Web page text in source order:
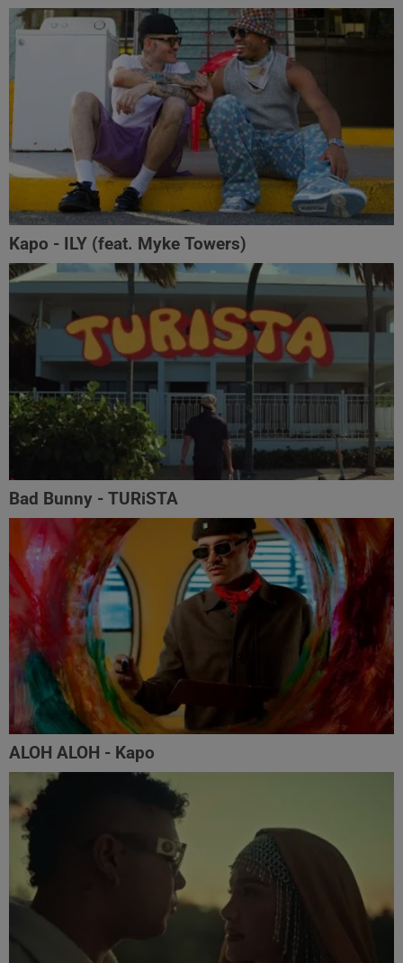
Kapo - ILY (feat. Myke Towers)
Bad Bunny - TURiSTA
ALOH ALOH - Kapo